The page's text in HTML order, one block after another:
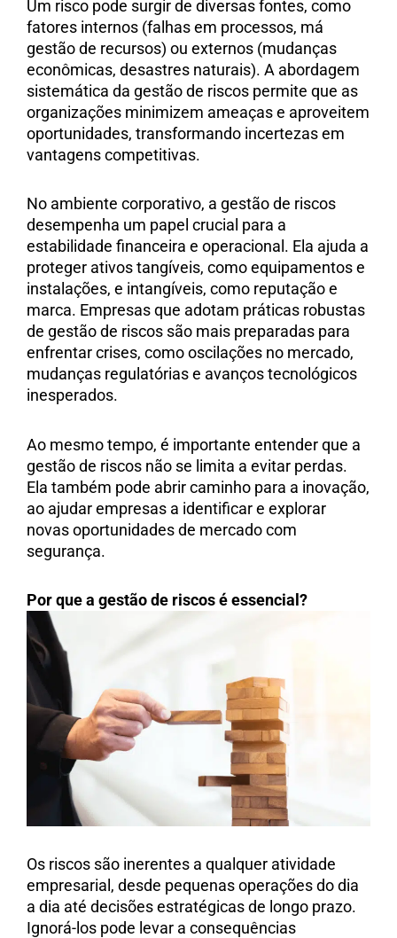
Um risco pode surgir de diversas fontes, como
fatores internos (falhas em processos, má
gestão de recursos) ou externos (mudanças
econômicas, desastres naturais). A abordagem
sistemática da gestão de riscos permite que as
organizações minimizem ameaças e aproveitem
oportunidades, transformando incertezas em
vantagens competitivas.
No ambiente corporativo, a gestão de riscos
desempenha um papel crucial para a
estabilidade financeira e operacional. Ela ajuda a
proteger ativos tangíveis, como equipamentos e
instalações, e intangíveis, como reputação e
marca. Empresas que adotam práticas robustas
de gestão de riscos são mais preparadas para
enfrentar crises, como oscilações no mercado,
mudanças regulatórias e avanços tecnológicos
inesperados.
Ao mesmo tempo, é importante entender que a
gestão de riscos não se limita a evitar perdas.
Ela também pode abrir caminho para a inovação,
ao ajudar empresas a identificar e explorar
novas oportunidades de mercado com
segurança.
Por que a gestão de riscos é essencial?
Os riscos são inerentes a qualquer atividade
empresarial, desde pequenas operações do dia
a dia até decisões estratégicas de longo prazo.
Ignorá-los pode levar a consequências